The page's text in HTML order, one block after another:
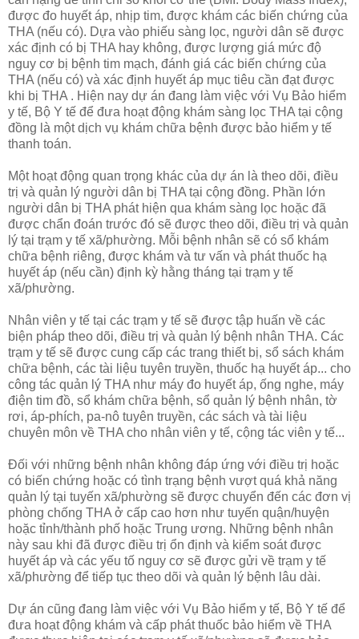
được đo huyết áp, nhịp tim, được khám các biến chứng của
THA (nếu có). Dựa vào phiếu sàng lọc, người dân sẽ được
xác định có bị THA hay không, được lượng giá mức độ
nguy cơ bị bệnh tim mạch, đánh giá các biến chứng của
THA (nếu có) và xác định huyết áp mục tiêu cần đạt được
khi bị THA . Hiện nay dự án đang làm việc với Vụ Bảo hiểm
y tế, Bộ Y tế để đưa hoạt động khám sàng lọc THA tại cộng
đồng là một dịch vụ khám chữa bệnh được bảo hiểm y tế
thanh toán.
Một hoạt động quan trọng khác của dự án là theo dõi, điều
trị và quản lý người dân bị THA tại cộng đồng. Phần lớn
người dân bị THA phát hiện qua khám sàng lọc hoặc đã
được chẩn đoán trước đó sẽ được theo dõi, điều trị và quản
lý tại trạm y tế xã/phường. Mỗi bệnh nhân sẽ có sổ khám
chữa bệnh riêng, được khám và tư vấn và phát thuốc hạ
huyết áp (nếu cần) định kỳ hằng tháng tại trạm y tế
xã/phường.
Nhân viên y tế tại các trạm y tế sẽ được tập huấn về các
biện pháp theo dõi, điều trị và quản lý bệnh nhân THA. Các
trạm y tế sẽ được cung cấp các trang thiết bị, sổ sách khám
chữa bệnh, các tài liệu tuyên truyền, thuốc hạ huyết áp... cho
công tác quản lý THA như máy đo huyết áp, ống nghe, máy
điện tim đồ, sổ khám chữa bệnh, sổ quản lý bệnh nhân, tờ
rơi, áp-phích, pa-nô tuyên truyền, các sách và tài liệu
chuyên môn về THA cho nhân viên y tế, cộng tác viên y tế...
Đối với những bệnh nhân không đáp ứng với điều trị hoặc
có biến chứng hoặc có tình trạng bệnh vượt quá khả năng
quản lý tại tuyến xã/phường sẽ được chuyển đến các đơn vị
phòng chống THA ở cấp cao hơn như tuyến quận/huyện
hoặc tỉnh/thành phố hoặc Trung ương. Những bệnh nhân
này sau khi đã được điều trị ổn định và kiểm soát được
huyết áp và các yếu tố nguy cơ sẽ được gửi về trạm y tế
xã/phường để tiếp tục theo dõi và quản lý bệnh lâu dài.
Dự án cũng đang làm việc với Vụ Bảo hiểm y tế, Bộ Y tế để
đưa hoạt động khám và cấp phát thuốc bảo hiểm về THA